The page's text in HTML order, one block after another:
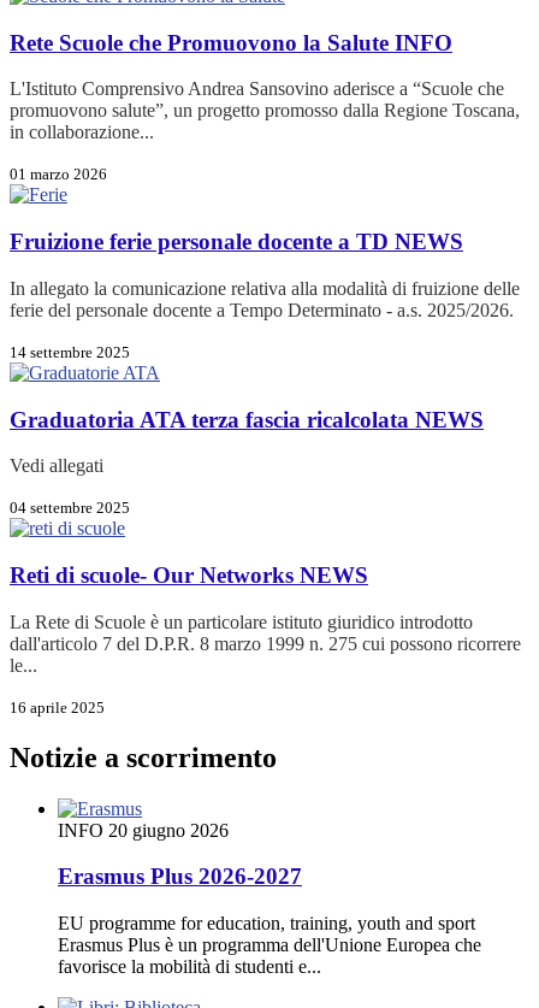
Rete Scuole che Promuovono la Salute INFO
L'Istituto Comprensivo Andrea Sansovino aderisce a “Scuole che
promuovono salute”, un progetto promosso dalla Regione Toscana,
in collaborazione...
01 marzo 2026
Fruizione ferie personale docente a TD NEWS
In allegato la comunicazione relativa alla modalità di fruizione delle
ferie del personale docente a Tempo Determinato - a.s. 2025/2026.
14 settembre 2025
Graduatoria ATA terza fascia ricalcolata NEWS
Vedi allegati
04 settembre 2025
Reti di scuole- Our Networks NEWS
La Rete di Scuole è un particolare istituto giuridico introdotto
dall'articolo 7 del D.P.R. 8 marzo 1999 n. 275 cui possono ricorrere
le...
16 aprile 2025
Notizie a scorrimento
INFO 20 giugno 2026
Erasmus Plus 2026-2027
EU programme for education, training, youth and sport
Erasmus Plus è un programma dell'Unione Europea che
favorisce la mobilità di studenti e...